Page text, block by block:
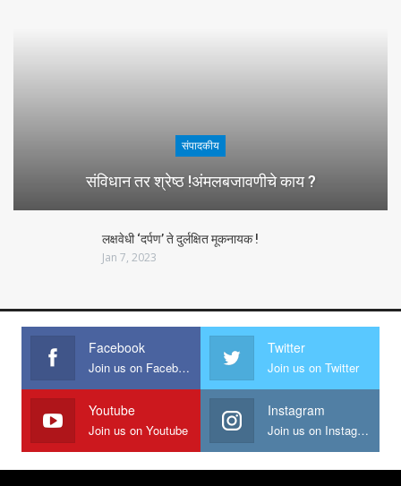
संपादकीय
संविधान तर श्रेष्ठ !अंमलबजावणीचे काय ?
लक्षवेधी ‘दर्पण’ ते दुर्लक्षित मूकनायक !
Jan 7, 2023
Facebook
Join us on Facebook
Twitter
Join us on Twitter
Youtube
Join us on Youtube
Instagram
Join us on Instagram